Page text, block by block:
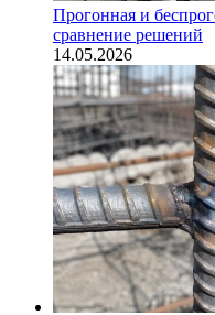
Прогонная и
сравнение решений
14.05.2026